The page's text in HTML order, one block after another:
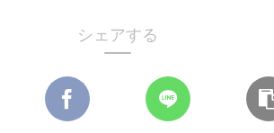
シェアする